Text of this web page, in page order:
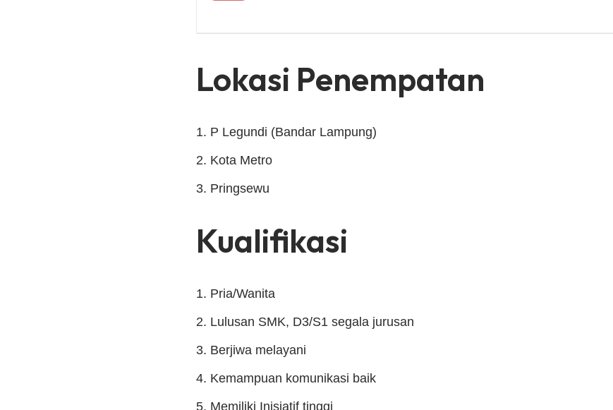
Lokasi Penempatan
P Legundi (Bandar Lampung)
Kota Metro
Pringsewu
Kualifikasi
Pria/Wanita
Lulusan SMK, D3/S1 segala jurusan
Berjiwa melayani
Kemampuan komunikasi baik
Memiliki Inisiatif tinggi